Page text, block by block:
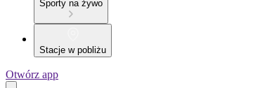
Sporty na żywo
Stacje w pobliżu
Otwórz app